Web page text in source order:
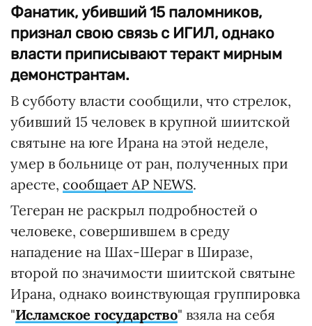
Фанатик, убивший 15 паломников,
признал свою связь с ИГИЛ, однако
власти приписывают теракт мирным
демонстрантам.
В субботу власти сообщили, что стрелок,
убивший 15 человек в крупной шиитской
святыне на юге Ирана на этой неделе,
умер в больнице от ран, полученных при
аресте, сообщает AP NEWS.
Тегеран не раскрыл подробностей о
человеке, совершившем в среду
нападение на Шах-Шераг в Ширазе,
второй по значимости шиитской святыне
Ирана, однако воинствующая группировка
"Исламское государство" взяла на себя